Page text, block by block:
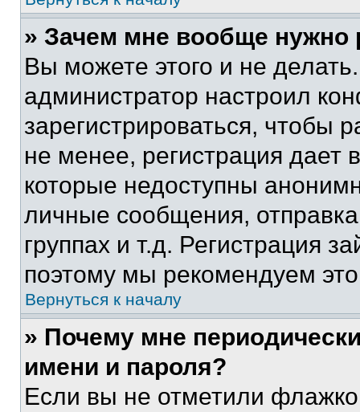
» Зачем мне вообще нужно
Вы можете этого и не
администратор настроил
зарегистрироваться, чтобы
не менее, регистрация
которые недоступны
личные сообщения,
группах и т.д. Регистрация
поэтому мы рекомендуем
Вернуться к началу
» Почему мне
имени и пароля?
Если вы не отметили